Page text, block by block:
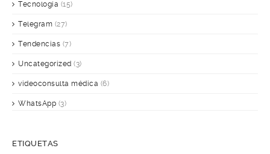
Tecnología (15)
Telegram (27)
Tendencias (7)
Uncategorized (3)
videoconsulta médica (6)
WhatsApp (3)
ETIQUETAS